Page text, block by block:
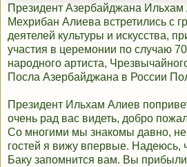
Президент Азербайджана Ильхам
Мехрибан Алиева встретились с
деятелей культуры и искусства,
участия в церемонии по случаю
народного артиста,
Посла Азербайджана в России
Президент Ильхам Алиев
очень рад вас видеть, добро
Со многими мы знакомы давно,
гостей я вижу впервые. Надеюсь,
Баку запомнится вам. Вы прибыли